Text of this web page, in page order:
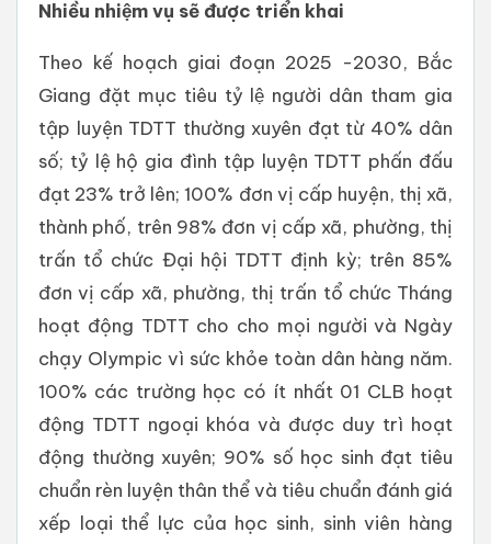
Nhiều nhiệm vụ sẽ được triển khai
Theo kế hoạch giai đoạn 2025 -2030, Bắc
Giang đặt mục tiêu tỷ lệ người dân tham gia
tập luyện TDTT thường xuyên đạt từ 40% dân
số; tỷ lệ hộ gia đình tập luyện TDTT phấn đấu
đạt 23% trở lên; 100% đơn vị cấp huyện, thị xã,
thành phố, trên 98% đơn vị cấp xã, phường, thị
trấn tổ chức Đại hội TDTT định kỳ; trên 85%
đơn vị cấp xã, phường, thị trấn tổ chức Tháng
hoạt động TDTT cho cho mọi người và Ngày
chạy Olympic vì sức khỏe toàn dân hàng năm.
100% các trường học có ít nhất 01 CLB hoạt
động TDTT ngoại khóa và được duy trì hoạt
động thường xuyên; 90% số học sinh đạt tiêu
chuẩn rèn luyện thân thể và tiêu chuẩn đánh giá
xếp loại thể lực của học sinh, sinh viên hàng